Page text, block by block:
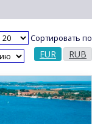
Сортировать по
EUR RUB